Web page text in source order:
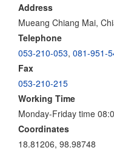
Address
Mueang Chiang Mai,
Telephone
053-210-053, 081-951-
Fax
053-210-215
Working Time
Monday-Friday time
Coordinates
18.81206, 98.98748